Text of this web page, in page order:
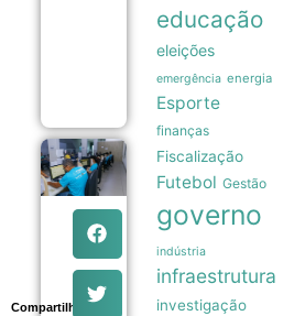
Compartilhe
recuar
sobre
venda
de terras
06/08
Sexta-feira
em Manaus
tem 639
vagas de
emprego
abertas
pelo Sine
com
orientações
educação
eleições
emergência energia
Esporte
finanças
Fiscalização
Futebol Gestão
governo
indústria
infraestrutura
investigação